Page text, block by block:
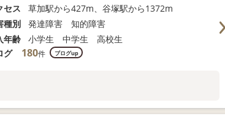
セス
草加駅から427m、谷塚駅から1372m
種別
発達障害 知的障害
年齢
小学生 中学生 高校生
グ
180件 ブログup